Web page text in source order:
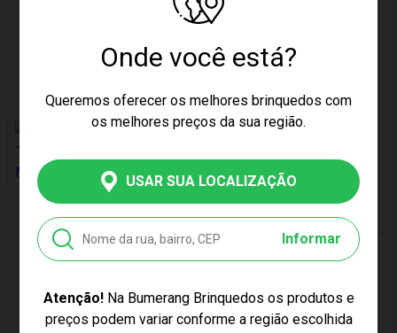
Onde você está?
Queremos oferecer os melhores brinquedos com
os melhores preços da sua região.
USAR SUA LOCALIZAÇÃO
Informar
Atenção!Na Bumerang Brinquedos os produtos e
preços podem variar conforme a região escolhida
Produto Esgotado Produto Esgotado
PREÇO EXCLUSIVO
CAPACETE INFANTIL PRETO
100810160001 0001 NATHOR
KIT DE PROTEÇÃO COM
STYLE 6655
Produto Esgotado